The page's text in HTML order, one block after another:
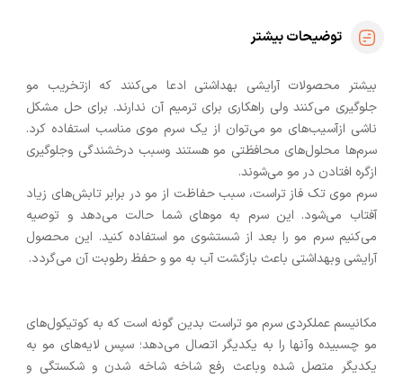
توضیحات بیشتر
بیشتر محصولات آرایشی بهداشتی ادعا می‌کنند که ازتخریب مو
جلوگیری می‌کنند ولی راهکاری برای ترمیم آن ندارند. برای حل مشکل
ناشی ازآسیب‌های مو می‌توان از یک سرم موی مناسب استفاده کرد.
سرم‌ها محلول‌های محافظتی مو هستند وسبب درخشندگی وجلوگیری
ازگره افتادن در مو می‌شوند.
سرم موی تک فاز تراست، سبب حفاظت از مو در برابر تابش‌های زیاد
آفتاب می‌شود. این سرم به موهای شما حالت می‌دهد و توصیه
می‌کنیم سرم مو را بعد از شستشوی مو استفاده کنید. این محصول
آرایشی وبهداشتی باعث بازگشت آب به مو و حفظ رطوبت آن می‌گردد.
مکانیسم عملکردی سرم مو تراست بدین گونه است که به کوتیکول‌های
مو چسبیده وآنها را به یکدیگر اتصال می‌دهد؛ سپس لایه‌های مو به
یکدیگر متصل شده وباعث رفع شاخه شاخه شدن و شکستگی و